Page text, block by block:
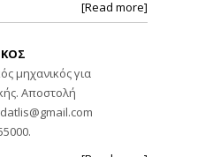
[Read more]
μηχανικός για
Αποστολή